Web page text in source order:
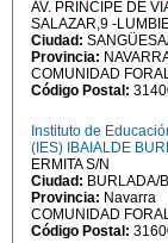
AV. PRINCIPE DE
SALAZAR,9 -
Ciudad:
Provincia:
COMUNIDAD
Código Postal:
Instituto de
(IES) IBAIALDE
ERMITA S/N
Ciudad: BURLADA/
Provincia: Navarra
COMUNIDAD
Código Postal: